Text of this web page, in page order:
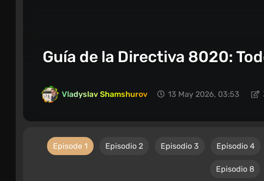
Guía de la Directiva 8020:
Vladyslav Shamshurov 13 May 2026, 03:53
Episode 1 Episodio 2 Episodio 3 Episodio 4
Episodio 8